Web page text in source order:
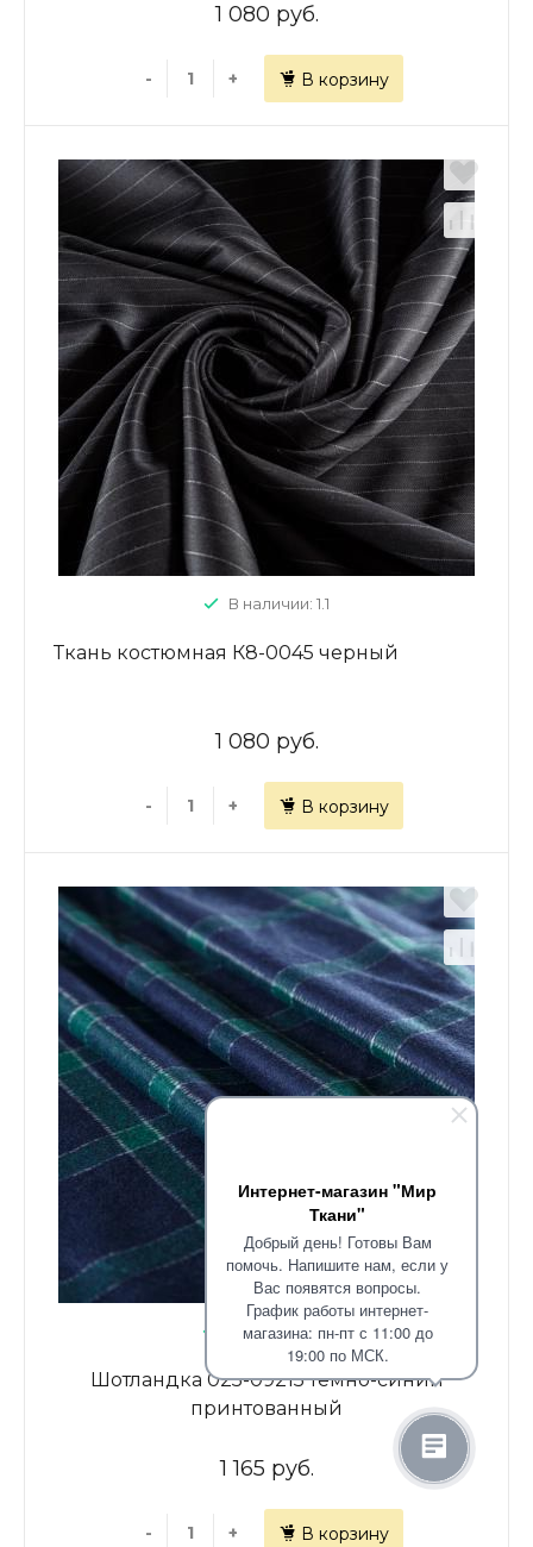
Интернет-магазин "Мир
Ткани"
Добрый день! Готовы Вам
помочь. Напишите нам, если у
Вас появятся вопросы.
График работы интернет-
магазина: пн-пт с 11:00 до
19:00 по МСК.
1 080 руб.
- + В корзину
В наличии: 1.1
Ткань костюмная К8-0045 черный
1 080 руб.
- + В корзину
В наличии: 47
Шотландка 025-09215 темно-синий
принтованный
1 165 руб.
- + В корзину